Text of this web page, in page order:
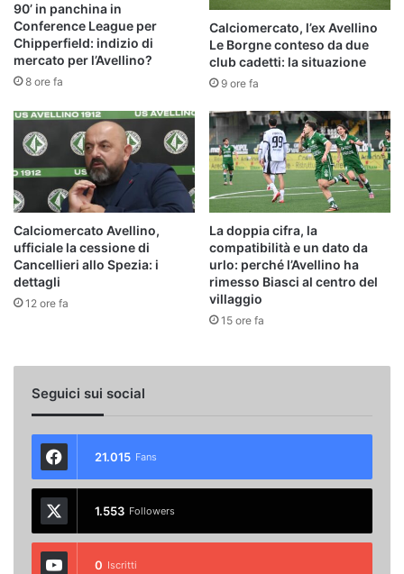
90’ in panchina in
Conference League per
Chipperfield: indizio di
mercato per l’Avellino?
8 ore fa
Calciomercato, l’ex Avellino
Le Borgne conteso da due
club cadetti: la situazione
9 ore fa
Calciomercato Avellino,
ufficiale la cessione di
Cancellieri allo Spezia: i
dettagli
12 ore fa
La doppia cifra, la
compatibilità e un dato da
urlo: perché l’Avellino ha
rimesso Biasci al centro del
villaggio
15 ore fa
Seguici sui social
21.015 Fans
1.553 Followers
0 Iscritti